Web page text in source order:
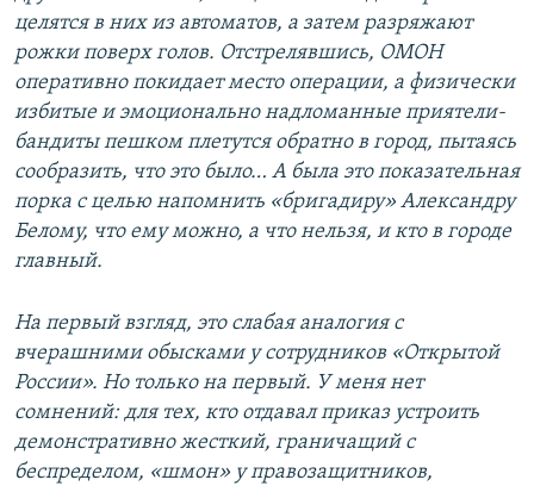
целятся в них из автоматов, а затем разряжают
рожки поверх голов. Отстрелявшись, ОМОН
оперативно покидает место операции, а физически
избитые и эмоционально надломанные приятели-
бандиты пешком плетутся обратно в город, пытаясь
сообразить, что это было… А была это показательная
порка с целью напомнить «бригадиру» Александру
Белому, что ему можно, а что нельзя, и кто в городе
главный.
На первый взгляд, это слабая аналогия с
вчерашними обысками у сотрудников «Открытой
России». Но только на первый. У меня нет
сомнений: для тех, кто отдавал приказ устроить
демонстративно жесткий, граничащий с
беспределом, «шмон» у правозащитников,